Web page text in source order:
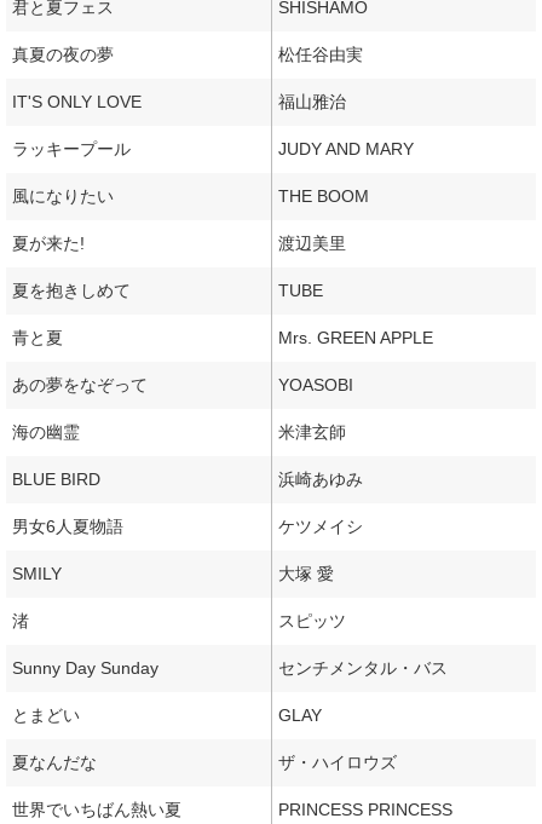
君と夏フェス SHISHAMO
真夏の夜の夢 松任谷由実
IT'S ONLY LOVE 福山雅治
ラッキープール JUDY AND MARY
風になりたい THE BOOM
夏が来た! 渡辺美里
夏を抱きしめて TUBE
青と夏 Mrs. GREEN APPLE
あの夢をなぞって YOASOBI
海の幽霊 米津玄師
BLUE BIRD 浜崎あゆみ
男女6人夏物語 ケツメイシ
SMILY 大塚 愛
渚 スピッツ
Sunny Day Sunday センチメンタル・バス
とまどい GLAY
夏なんだな ザ・ハイロウズ
世界でいちばん熱い夏 PRINCESS PRINCESS